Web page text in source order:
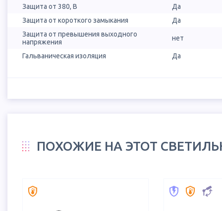
Защита от 380, В
Да
Защита от короткого замыкания
Да
Защита от превышения выходного
напряжения
нет
Гальваническая изоляция Да
ПОХОЖИЕ НА ЭТОТ